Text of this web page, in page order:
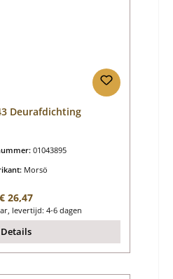
Deurafdichting
01043895
Morsö
Normale prijs:
€ 26,47
levertijd: 4-6 dagen
Details